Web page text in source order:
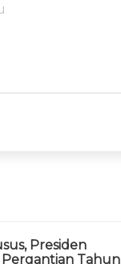
Presiden
Pergantian Tahun